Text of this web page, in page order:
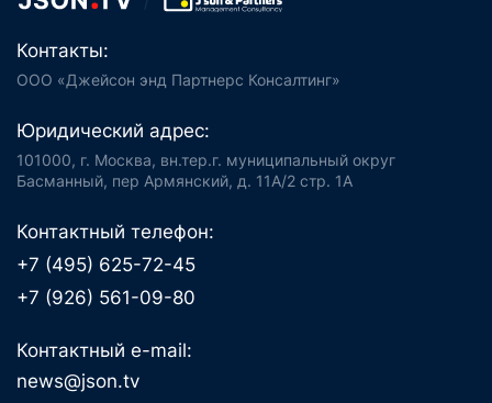
Контакты:
ООО «Джейсон энд Партнерс Консалтинг»
Юридический адрес:
101000, г. Москва, вн.тер.г. муниципальный округ
Басманный, пер Армянский, д. 11А/2 стр. 1А
Контактный телефон:
+7 (495) 625-72-45
+7 (926) 561-09-80
Контактный e-mail:
news@json.tv